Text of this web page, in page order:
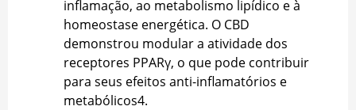
inflamação, ao metabolismo lipídico e à
homeostase energética. O CBD
demonstrou modular a atividade dos
receptores PPARγ, o que pode contribuir
para seus efeitos anti-inflamatórios e
metabólicos4.